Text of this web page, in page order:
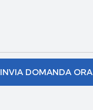
INVIA DOMANDA ORA